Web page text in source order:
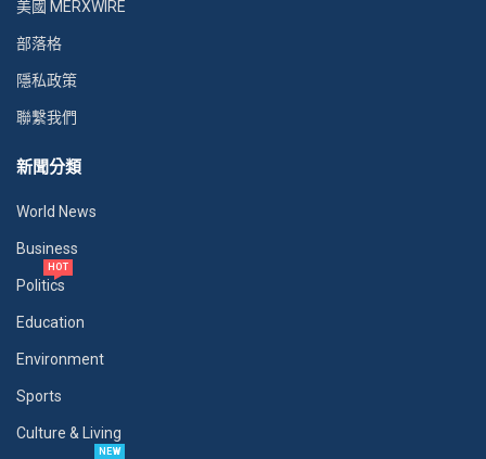
美國 MERXWIRE
部落格
隱私政策
聯繫我們
新聞分類
World News
Business
Politics
HOT
Education
Environment
Sports
Culture & Living
NEW